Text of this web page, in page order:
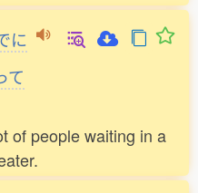
に
て
of people waiting in a